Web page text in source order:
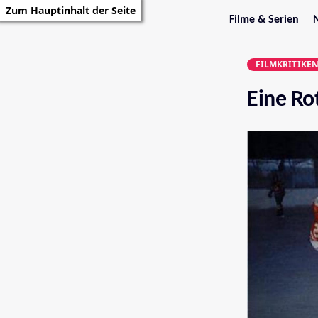
Zum Hauptinhalt der Seite
Filme & Serien
Trailer
Filmarchiv
FILMKRITIKEN
Eine